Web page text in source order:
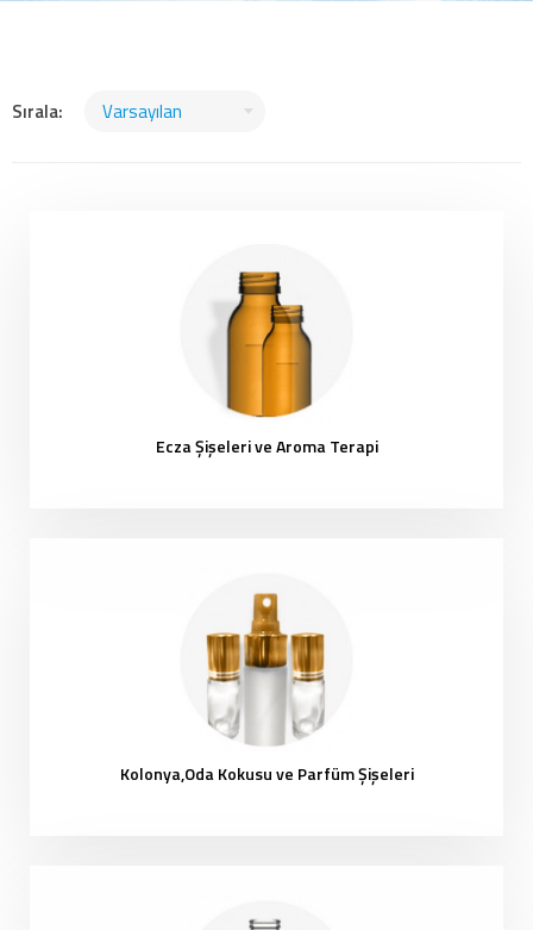
Sırala:
Ecza Şişeleri ve Aroma Terapi
Kolonya,Oda Kokusu ve Parfüm Şişeleri